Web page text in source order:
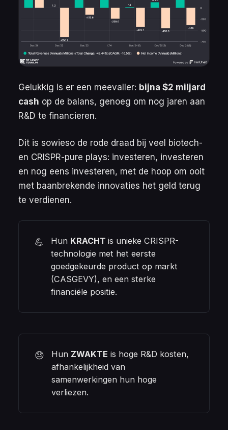
Gelukkig is er een meevaller: bijna $2 miljard
cash op de balans, genoeg om nog jaren aan
R&D te financieren.
Dit is sowieso de rode draad bij veel biotech-
en CRISPR-pure plays: investeren, investeren
en nog eens investeren, met de hoop om ooit
met baanbrekende innovaties het geld terug
te verdienen.
💪 Hun KRACHT is unieke CRISPR-
technologie met het eerste
goedgekeurde product op markt
(CASGEVY), en een sterke
financiële positie.
😓 Hun ZWAKTE is hoge R&D kosten,
afhankelijkheid van
samenwerkingen hun hoge
verliezen.